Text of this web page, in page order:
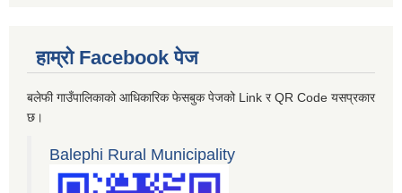
हाम्रो Facebook पेज
बलेफी गाउँपालिकाको आधिकारिक फेसबुक पेजको Link र QR Code यसप्रकार
छ।
Balephi Rural Municipality